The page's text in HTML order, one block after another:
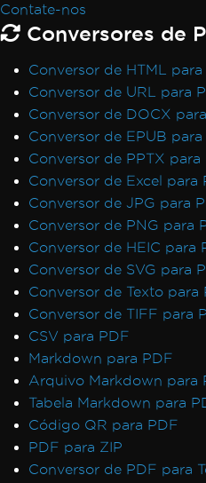
Contate-nos
Conversores de
Conversor de HTML para
Conversor de URL para
Conversor de DOCX
Conversor de EPUB para
Conversor de PPTX para
Conversor de Excel para
Conversor de JPG para
Conversor de PNG para
Conversor de HEIC para
Conversor de SVG para
Conversor de Texto para
Conversor de TIFF para
CSV para PDF
Markdown para PDF
Arquivo Markdown para
Tabela Markdown para
Código QR para PDF
PDF para ZIP
Conversor de PDF para